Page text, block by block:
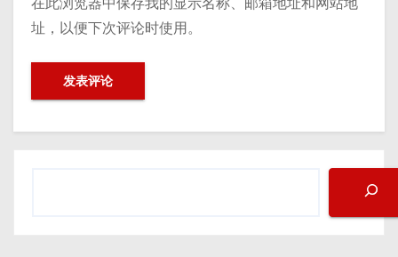
址，以便下次评论时使用。